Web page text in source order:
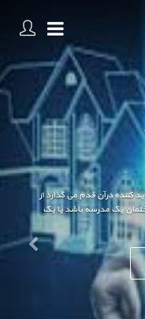
کننده درآن قدم می گذارد از
یک مدرسه باشد یا یک